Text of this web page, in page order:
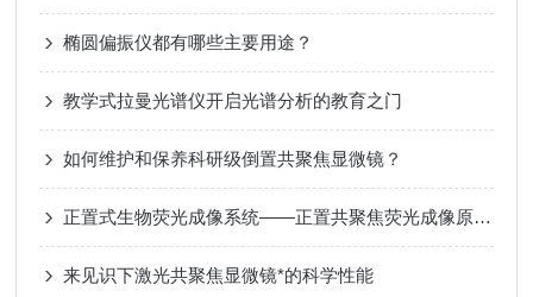
椭圆偏振仪都有哪些主要用途？
教学式拉曼光谱仪开启光谱分析的教育之门
如何维护和保养科研级倒置共聚焦显微镜？
正置式生物荧光成像系统——正置共聚焦荧光成像原理与应用​
来见识下激光共聚焦显微镜*的科学性能